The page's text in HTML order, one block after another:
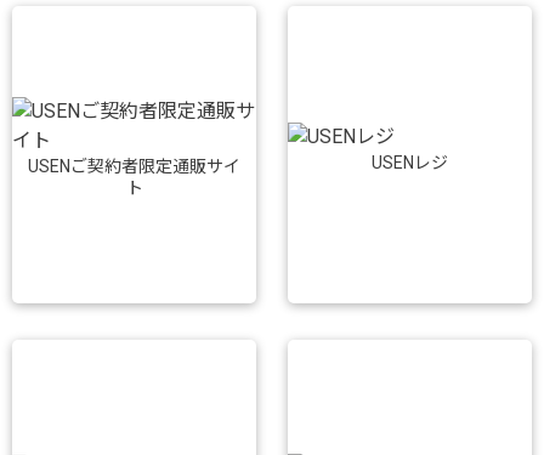
USENご契約者限定通販サイ
ト
USENレジ